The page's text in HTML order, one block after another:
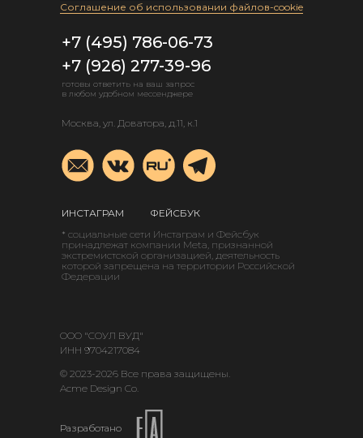
* социальные сети Инстаграм и Фейсбук
принадлежат компании Meta, признанной
экстремистской организацией, деятельность
которой запрещена на территории Российской
Федерации
ИНСТАГРАМ ФЕЙСБУК
+7 (926) 277-39-96
+7 (495) 786-06-73
готовы ответить на ваш запрос
в любом удобном мессенджере
Москва, ул. Доватора, д.11, к.1
Соглашение об использовании файлов-cookie
© 2023-2026 Все права защищены.
Acme Design Co.
ООО "СОУЛ ВУД"
ИНН 9704217084
Разработано